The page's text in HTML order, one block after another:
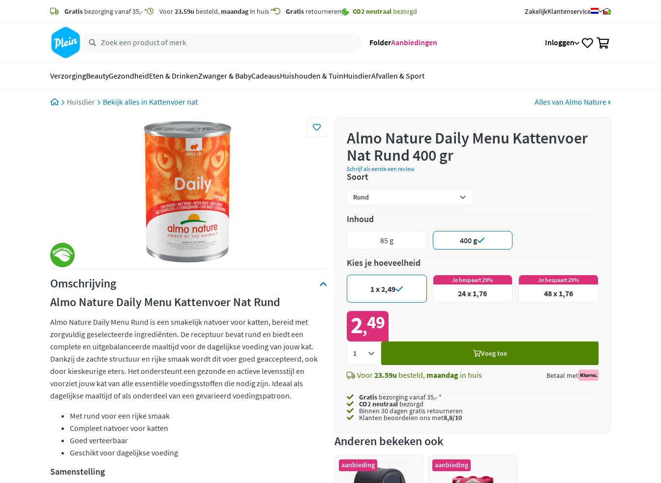
zoeken
hoofdinhoud
Gratis bezorging vanaf 35,- * Voor23.59u besteld, maandagin huis * Gratis retourneren CO2 neutraal bezorgd ZakelijkKlantenservice
FolderAanbiedingen Inloggen
VerzorgingBeautyGezondheidEten & DrinkenZwanger & BabyCadeausHuishouden & TuinHuisdierAfvallen & Sport
Huisdier Kattenvoer nat Alles van Almo Nature
Omschrijving
Almo Nature Daily Menu Kattenvoer Nat Rund
Almo Nature Daily Menu Rund is een smakelijk natvoer voor katten, bereid met
zorgvuldig geselecteerde ingrediënten. De receptuur bevat rund en biedt een
complete en uitgebalanceerde maaltijd voor de dagelijkse voeding van jouw kat.
Dankzij de zachte structuur en rijke smaak wordt dit voer goed geaccepteerd, ook
door kieskeurige eters. Het ondersteunt een gezonde en actieve levensstijl en
voorziet jouw kat van alle essentiële voedingsstoffen die nodig zijn. Ideaal als
dagelijkse maaltijd of als onderdeel van een gevarieerd voedingspatroon.
Met rund voor een rijke smaak
Compleet natvoer voor katten
Goed verteerbaar
Geschikt voor dagelijkse voeding
Samenstelling
Almo Nature Daily Menu Kattenvoer
Nat Rund 400 gr
Schrijf als eerste een review
Soort
Inhoud
85 g 400 g
Kies je hoeveelheid
1 x 2,49
Je bespaart 29%
24 x 1,76
Je bespaart 29%
48 x 1,76
2,49
Voeg toe
Voor23.59u besteld, maandag in huis Betaal met
Gratis bezorging vanaf 35,- *
CO2 neutraalbezorgd
Binnen 30 dagen gratis retourneren
Klanten beoordelen ons met8,8/10
Anderen bekeken ook
aanbieding aanbieding